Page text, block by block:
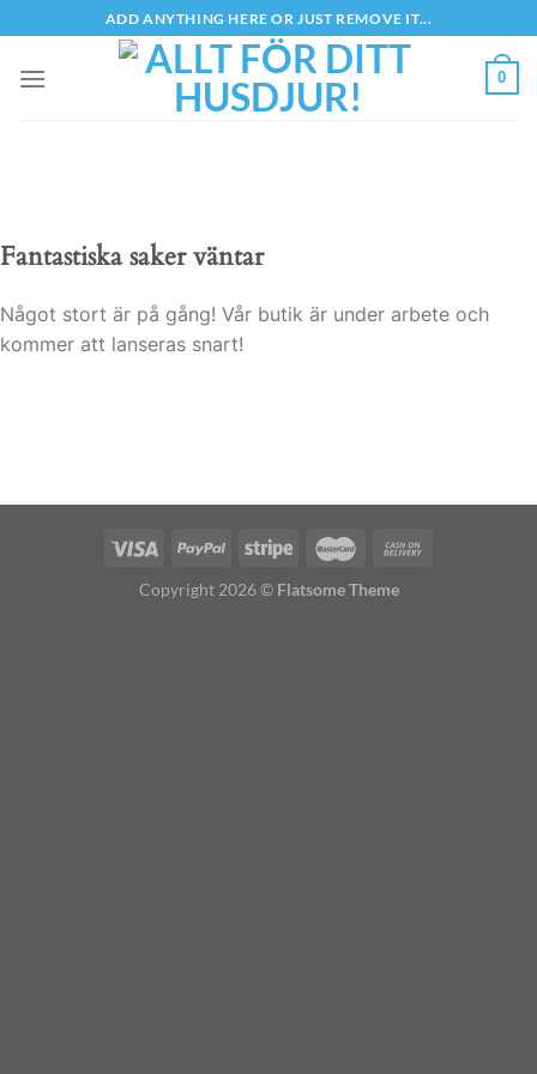
to
content
ADD ANYTHING HERE OR JUST REMOVE IT...
0
Fantastiska saker väntar
Något stort är på gång! Vår butik är under arbete och
kommer att lanseras snart!
Copyright 2026 © Flatsome Theme